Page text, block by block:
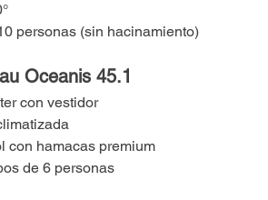
personas (sin hacinamiento)
Oceanis 45.1
con vestidor
con hamacas premium
de 6 personas